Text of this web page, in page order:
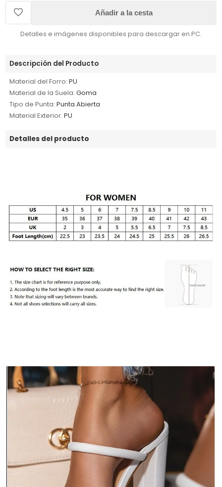
Añadir a la cesta
Detalles e imágenes disponibles para descargar en PC.
Descripción del Producto
Material del Forro: PU
Material de la Suela: Goma
Tipo de Punta: Punta Abierta
Material Exterior: PU
Detalles del producto